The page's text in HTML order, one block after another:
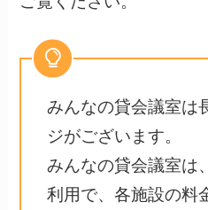
みんなの貸会議室は
ジがございます。
みんなの貸会議室は
利用で、各施設の料